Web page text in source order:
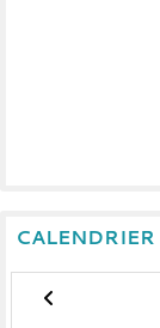
CALENDRIER